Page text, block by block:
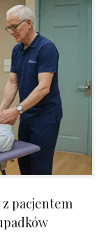
pacjentem